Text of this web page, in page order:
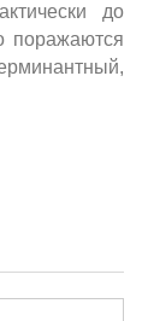
до
поражаются